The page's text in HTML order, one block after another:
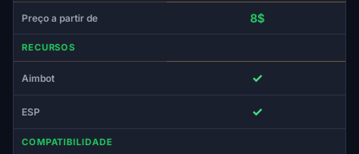
Preço a partir de 8$
RECURSOS
Aimbot ✓
ESP ✓
COMPATIBILIDADE